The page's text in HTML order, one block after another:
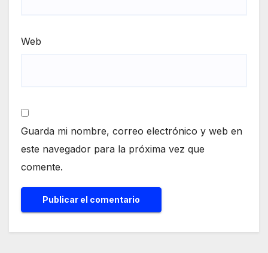
Web
Guarda mi nombre, correo electrónico y web en
este navegador para la próxima vez que
comente.